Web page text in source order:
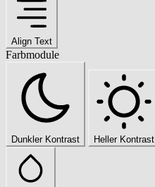
Align Text
Farbmodule
Dunkler Kontrast Heller Kontrast